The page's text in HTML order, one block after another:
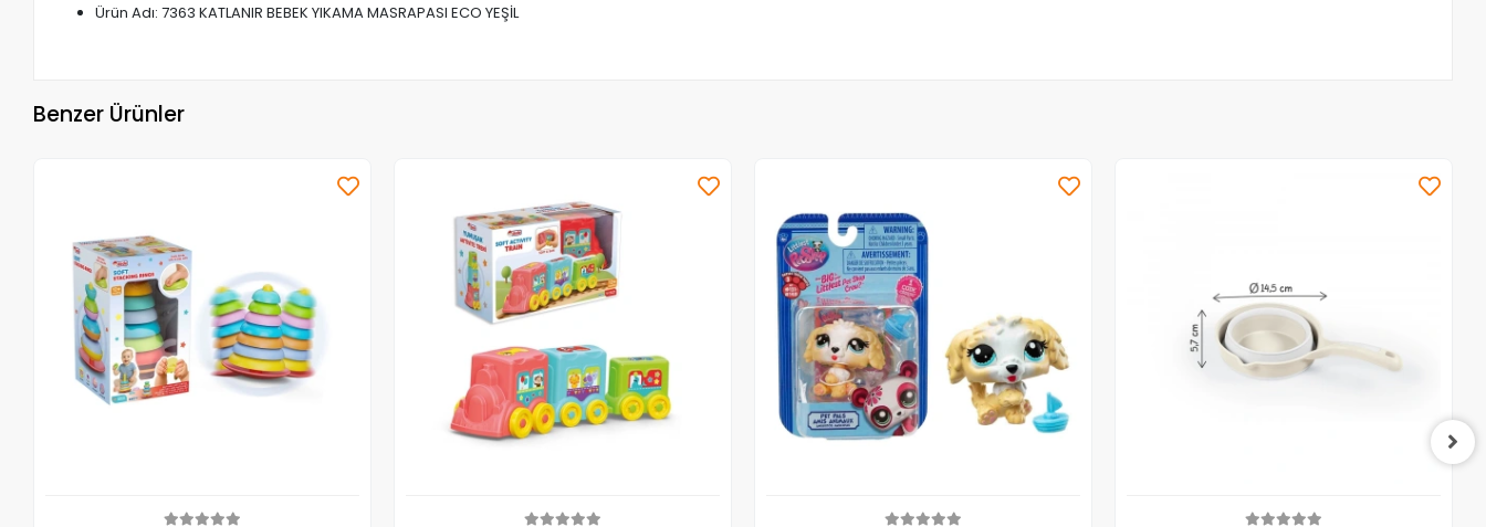
Ürün Adı: 7363 KATLANIR BEBEK YIKAMA MASRAPASI ECO YEŞİL
Benzer Ürünler